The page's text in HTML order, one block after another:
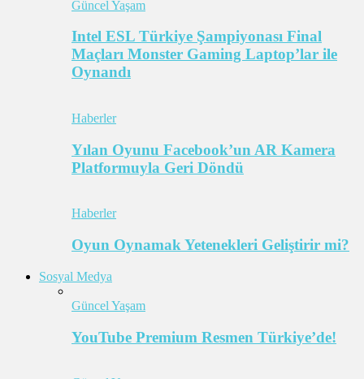
Güncel Yaşam
Intel ESL Türkiye Şampiyonası Final
Maçları Monster Gaming Laptop’lar ile
Oynandı
Haberler
Yılan Oyunu Facebook’un AR Kamera
Platformuyla Geri Döndü
Haberler
Oyun Oynamak Yetenekleri Geliştirir mi?
Sosyal Medya
Güncel Yaşam
YouTube Premium Resmen Türkiye’de!